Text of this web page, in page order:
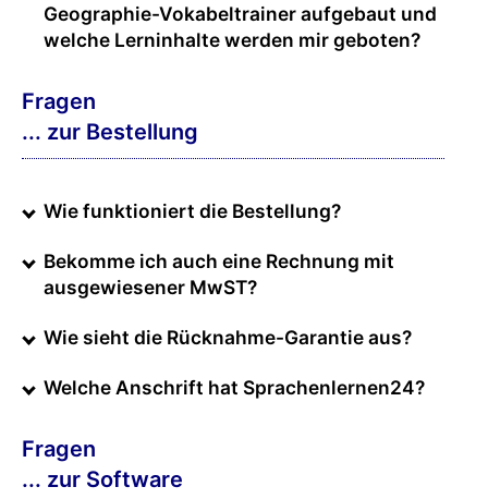
Geographie-Vokabeltrainer aufgebaut und
welche Lerninhalte werden mir geboten?
Fragen
... zur Bestellung
Wie funktioniert die Bestellung?
Bekomme ich auch eine Rechnung mit
ausgewiesener MwST?
Wie sieht die Rücknahme-Garantie aus?
Welche Anschrift hat Sprachenlernen24?
Fragen
... zur Software